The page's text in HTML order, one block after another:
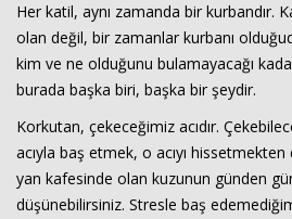
Her katil, aynı zamanda bir kurbandır.
olan değil, bir zamanlar kurbanı
kim ve ne olduğunu bulamayacağı
burada başka biri, başka bir şeydir.
Korkutan, çekeceğimiz acıdır.
acıyla baş etmek, o acıyı
yan kafesinde olan kuzunun günden
düşünebilirsiniz. Stresle baş